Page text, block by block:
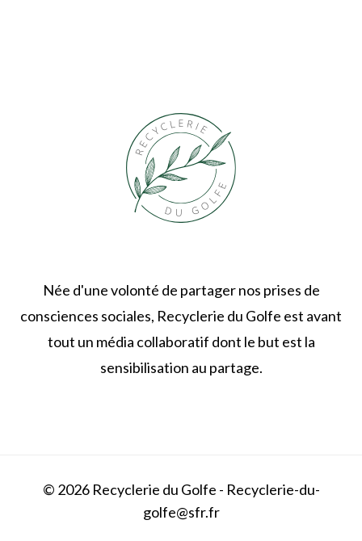
Née d'une volonté de partager nos prises de
consciences sociales, Recyclerie du Golfe est avant
tout un média collaboratif dont le but est la
sensibilisation au partage.
© 2026 Recyclerie du Golfe - Recyclerie-du-
golfe@sfr.fr